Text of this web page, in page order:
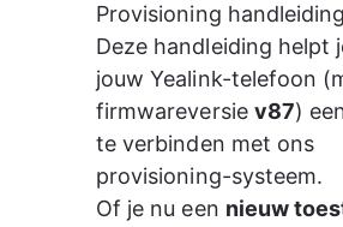
Provisioning
Deze handleiding helpt
jouw Yealink-telefoon
firmwareversie v87)
te verbinden met ons
provisioning-systeem.
Of je nu een nieuw